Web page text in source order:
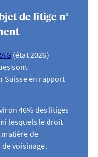
de litige n°
(état 2026)
sont
Suisse en rapport
46% des litiges
lesquels le droit
de
voisinage.